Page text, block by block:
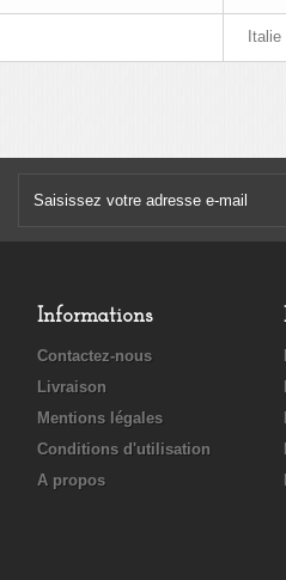
Italie
Informations
Contactez-nous
Livraison
Mentions légales
Conditions d'utilisation
A propos